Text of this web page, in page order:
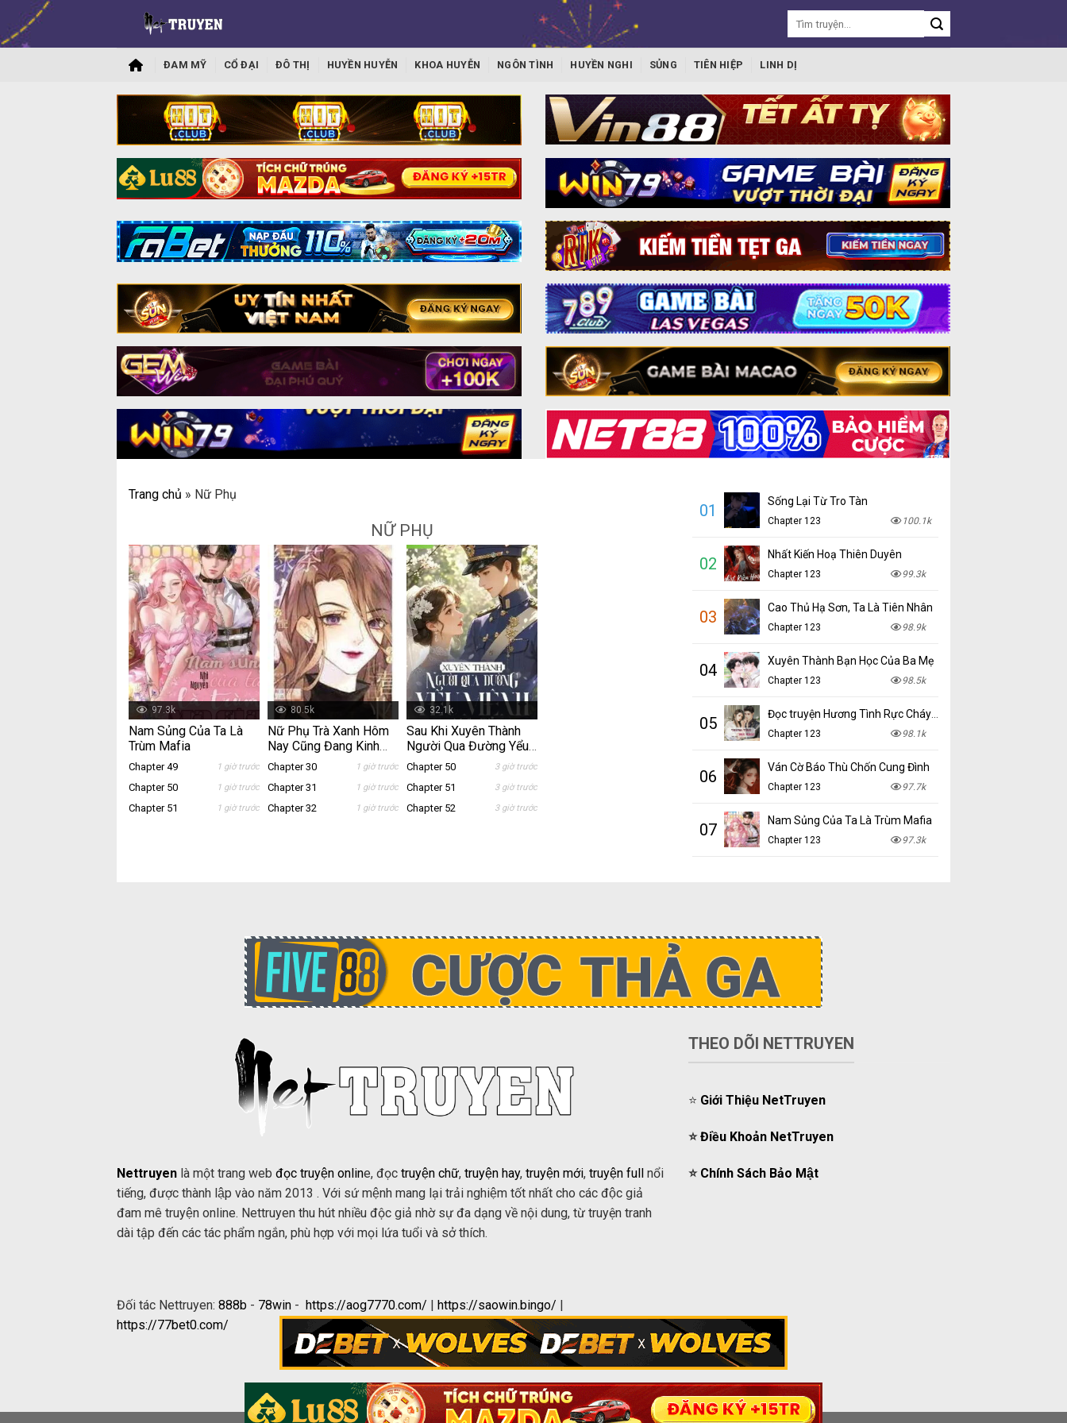
ĐAM MỸ CỔ ĐẠI ĐÔ THỊ HUYỀN HUYỄN KHOA HUYỄN NGÔN TÌNH HUYỀN NGHI SỦNG TIÊN HIỆP LINH DỊ
Trang chủ » Nữ Phụ
NỮ PHỤ
97.3k
Nam Sủng Của Ta Là
Trùm Mafia
Chapter 49 1 giờ trước
Chapter 50 1 giờ trước
Chapter 51 1 giờ trước
80.5k
Nữ Phụ Trà Xanh Hôm
Nay Cũng Đang Kinh
Doanh
Chapter 30 1 giờ trước
Chapter 31 1 giờ trước
Chapter 32 1 giờ trước
32.1k
Sau Khi Xuyên Thành
Người Qua Đường Yểu
Mệnh
Chapter 50 3 giờ trước
Chapter 51 3 giờ trước
Chapter 52 3 giờ trước
01 Sống Lại Từ Tro Tàn
Chapter 123 100.1k
02 Nhất Kiến Hoạ Thiên Duyên
Chapter 123 99.3k
03 Cao Thủ Hạ Sơn, Ta Là Tiên Nhân
Chapter 123 98.9k
04 Xuyên Thành Bạn Học Của Ba Mẹ
Chapter 123 98.5k
05
Chapter 123 98.1k
06 Ván Cờ Báo Thù Chốn Cung Đình
Chapter 123 97.7k
07 Nam Sủng Của Ta Là Trùm Mafia
Chapter 123 97.3k
Nettruyen là một trang web đọc truyện online, đọc truyện chữ, truyện hay, truyện mới, truyện full nổi
tiếng, được thành lập vào năm 2013 . Với sứ mệnh mang lại trải nghiệm tốt nhất cho các độc giả
đam mê truyện online. Nettruyen thu hút nhiều độc giả nhờ sự đa dạng về nội dung, từ truyện tranh
dài tập đến các tác phẩm ngắn, phù hợp với mọi lứa tuổi và sở thích.
Đối tác Nettruyen: 888b - 78win - https://aog7770.com/ | https://saowin.bingo/ |
https://77bet0.com/
THEO DÕI NETTRUYEN
⭐️ Giới Thiệu NetTruyen
⭐️Điều Khoản NetTruyen
⭐️ Chính Sách Bảo Mật